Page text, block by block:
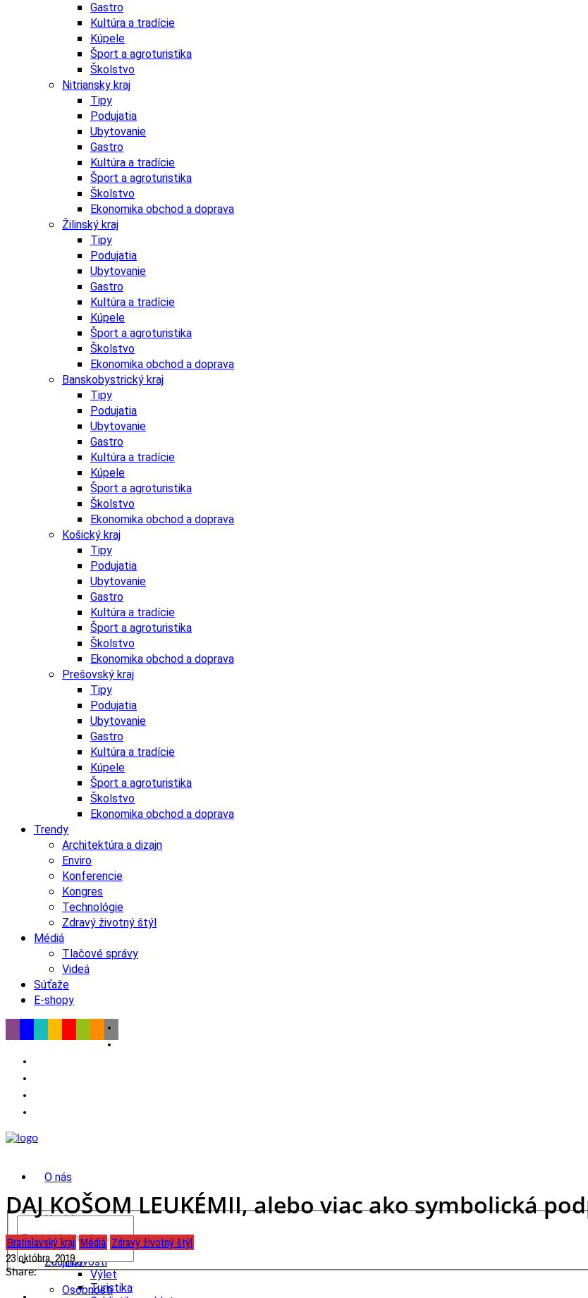
Gastro
Kultúra a tradície
Kúpele
Šport a agroturistika
Školstvo
Nitriansky kraj
Tipy
Podujatia
Ubytovanie
Gastro
Kultúra a tradície
Šport a agroturistika
Školstvo
Ekonomika obchod a doprava
Žilinský kraj
Tipy
Podujatia
Ubytovanie
Gastro
Kultúra a tradície
Kúpele
Šport a agroturistika
Školstvo
Ekonomika obchod a doprava
Banskobystrický kraj
Tipy
Podujatia
Ubytovanie
Gastro
Kultúra a tradície
Kúpele
Šport a agroturistika
Školstvo
Ekonomika obchod a doprava
Košický kraj
Tipy
Podujatia
Ubytovanie
Gastro
Kultúra a tradície
Šport a agroturistika
Školstvo
Ekonomika obchod a doprava
Prešovský kraj
Tipy
Podujatia
Ubytovanie
Gastro
Kultúra a tradície
Kúpele
Šport a agroturistika
Školstvo
Ekonomika obchod a doprava
Trendy
Architektúra a dizajn
Enviro
Konferencie
Kongres
Technológie
Zdravý životný štýl
Médiá
Tlačové správy
Videá
Súťaže
E-shopy
O nás
Novinky
wow
Tipy
Výlet
Turistika
Zaujímavosti
Osobnosti
DAJ KOŠOM LEUKÉMII, alebo viac ako symbolická
Bratislavský kraj Médiá Zdravý životný štýl
23 októbra, 2019
Share: